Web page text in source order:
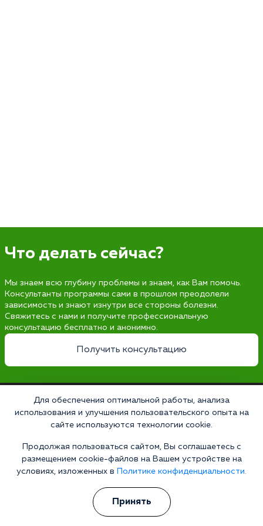
Что делать сейчас?
Мы знаем всю глубину проблемы и знаем, как Вам помочь.
Консультанты программы сами в прошлом преодолели
зависимость и знают изнутри все стороны болезни.
Свяжитесь с нами и получите профессиональную
консультацию бесплатно и анонимно.
Получить консультацию
Наркология 24/7
Наркологическая клиника
О клинике
Условия проживания
Для обеспечения оптимальной работы, анализа
использования и улучшения пользовательского опыта на
сайте используются технологии cookie.
Продолжая пользоваться сайтом, Вы соглашаетесь с
размещением cookie-файлов на Вашем устройстве на
условиях, изложенных в
Политике конфиденциальности.
Принять